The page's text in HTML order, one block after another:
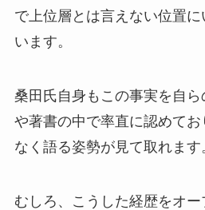
で上位層とは言えない位置
います。
桑田氏自身もこの事実を自
や著書の中で率直に認めてお
なく語る姿勢が見て取れます
むしろ、こうした経歴をオ